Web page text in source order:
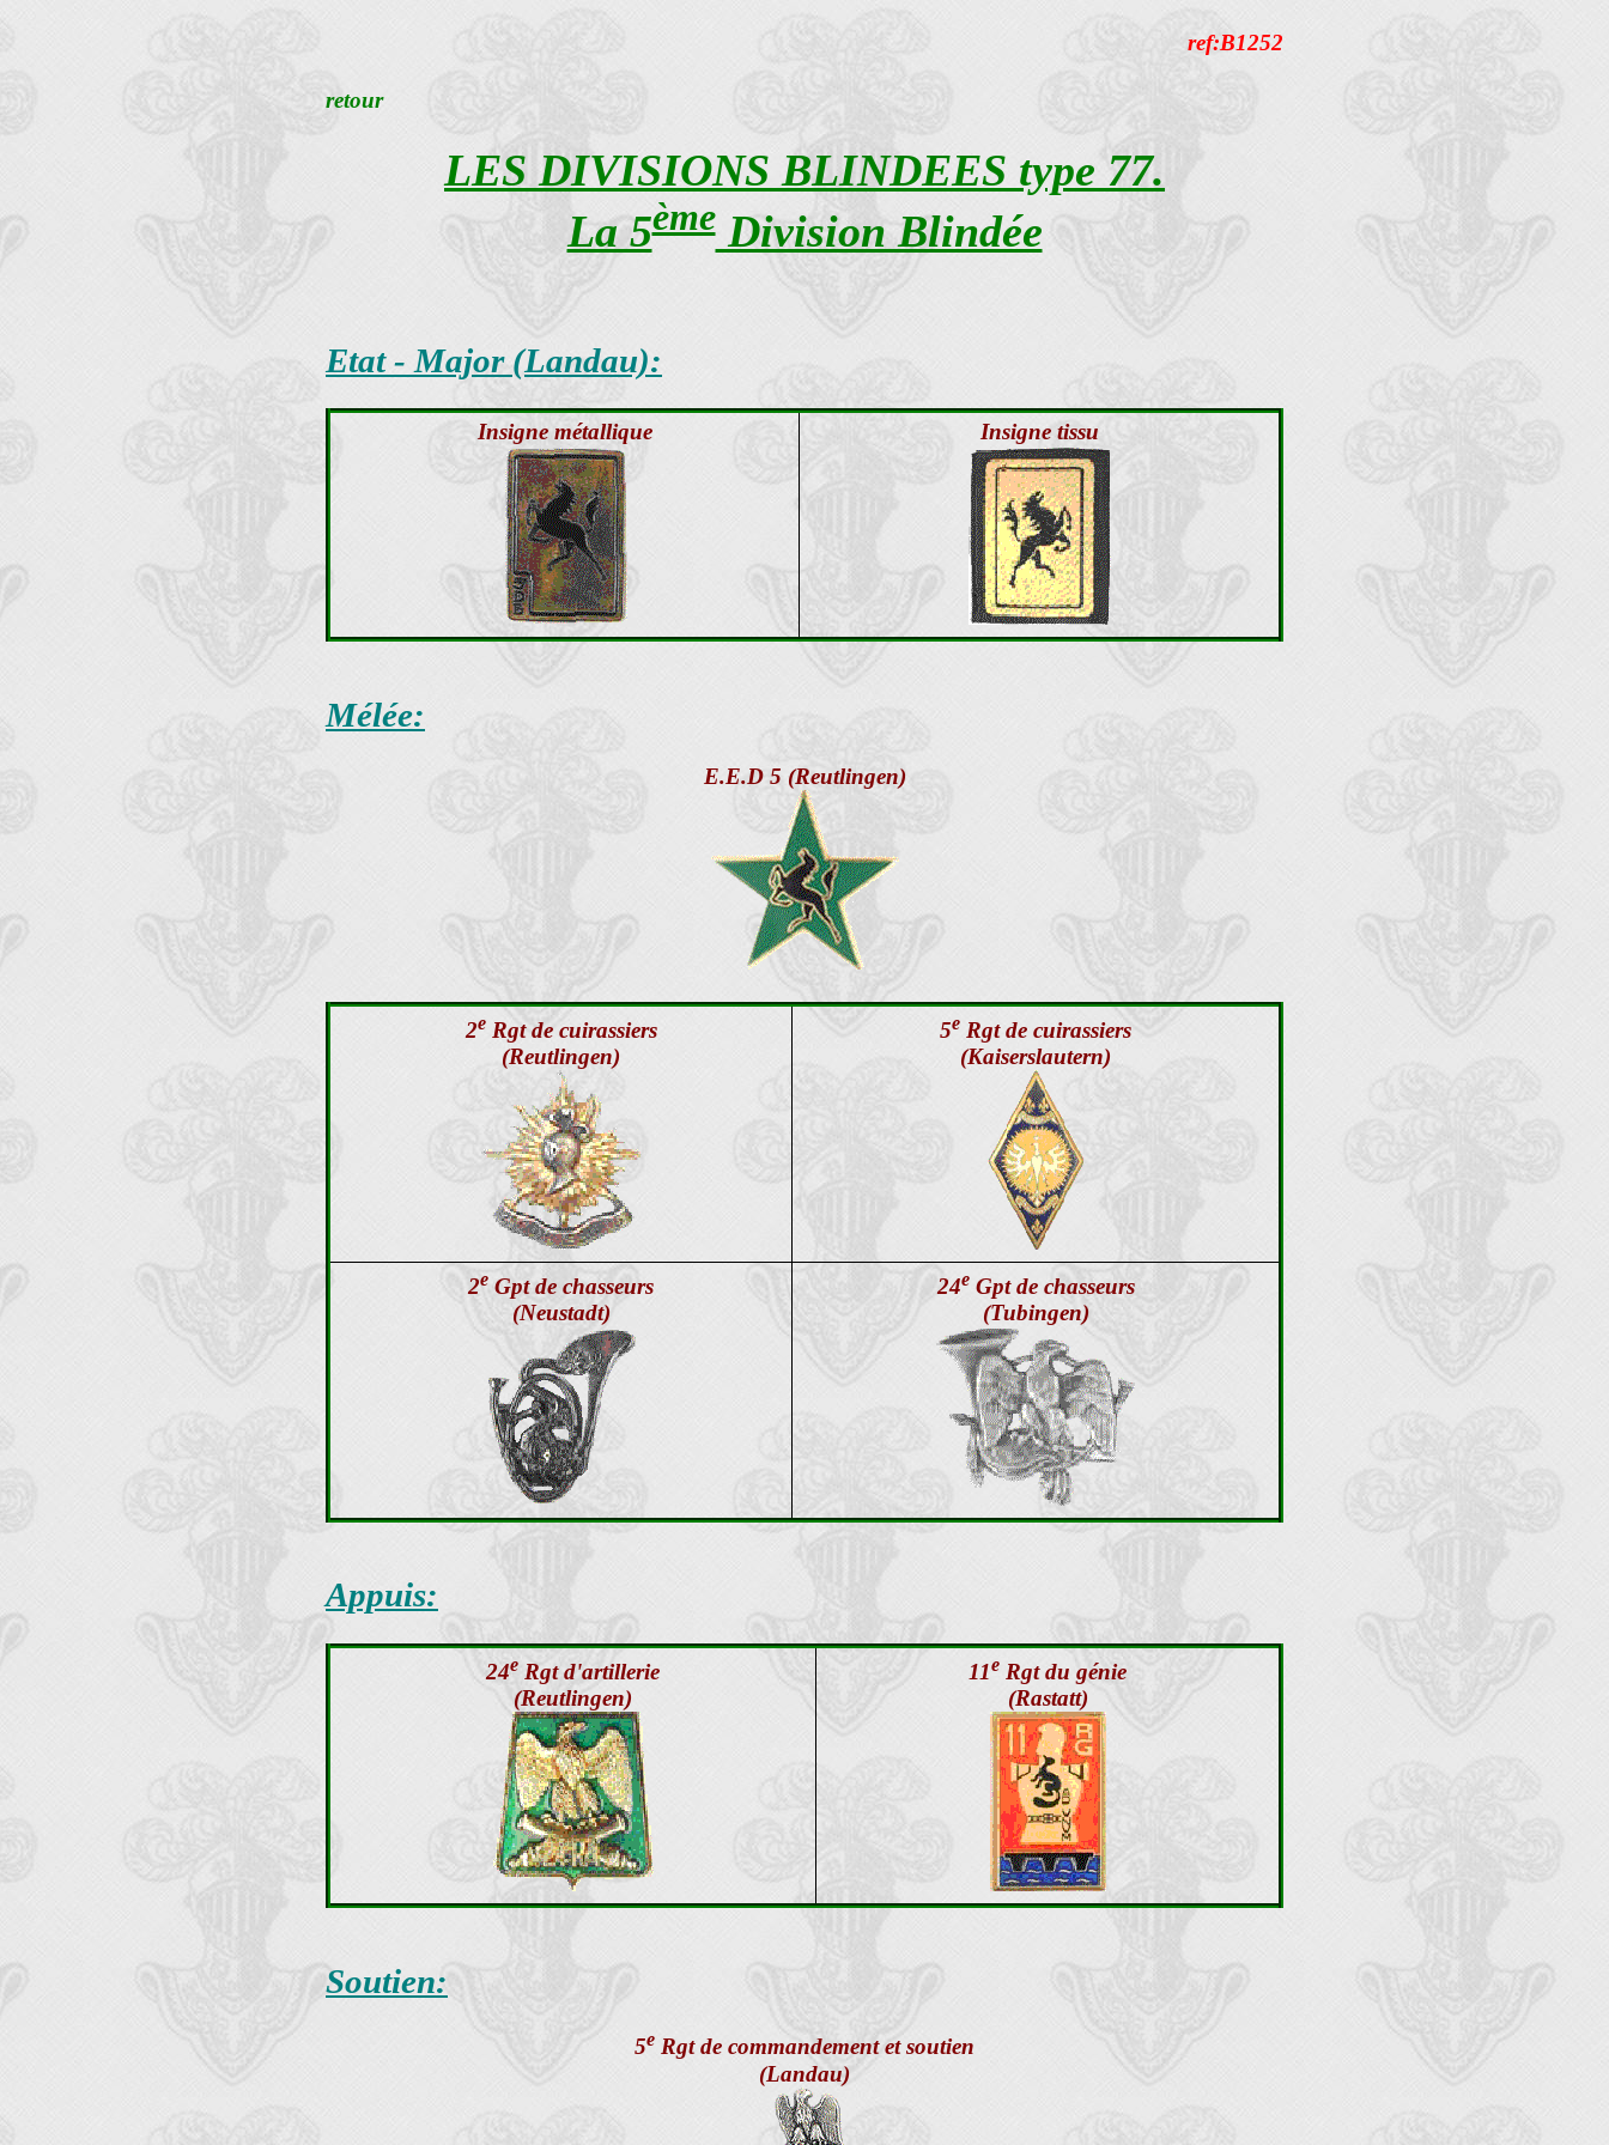
ref:B1252
retour
LES DIVISIONS BLINDEES type 77.
La 5èmeDivision Blindée
Etat - Major (Landau):
Insigne métallique Insigne tissu
Mélée:
E.E.D 5 (Reutlingen)
2eRgt de cuirassiers
(Reutlingen)
5e Rgt de cuirassiers
(Kaiserslautern)
2e Gpt de chasseurs
(Neustadt)
24eGpt de chasseurs
(Tubingen)
Appuis:
24e Rgt d'artillerie
(Reutlingen)
11e Rgt du génie
(Rastatt)
Soutien:
5e Rgt de commandement et soutien
(Landau)